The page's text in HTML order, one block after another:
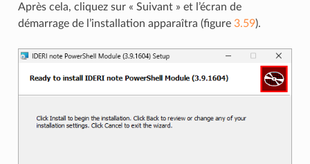
Après cela, cliquez sur « Suivant » et l’écran de
démarrage de l’installation apparaîtra (figure 3.59).